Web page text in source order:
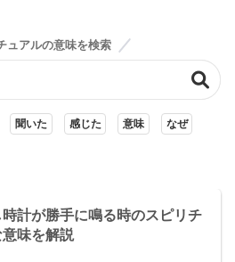
ュアルの意味を検索
聞いた 感じた 意味 なぜ
時計が勝手に鳴る時のスピリチ
意味を解説